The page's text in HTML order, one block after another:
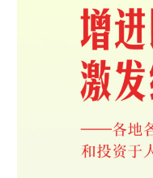
人居
乡村振
旅游
娱乐